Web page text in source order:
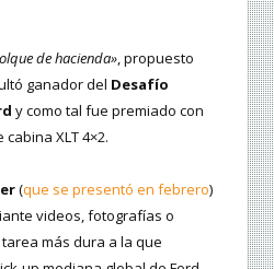
de hacienda», propuesto
ganador del Desafío
y como tal fue premiado con
XLT 4×2.
(que se presentó en febrero)
videos, fotografías o
más dura a la que